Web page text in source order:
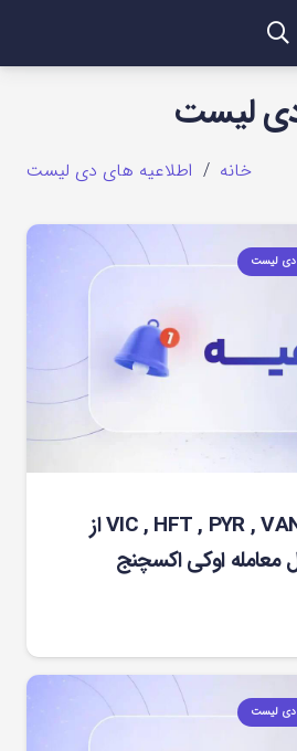
دی لیست
خانه / اطلاعیه های دی لیست
دی لیست
حذف ارزهای VIC , HFT , PYR , VANRY از
معامله اوکی اکسچنج
دی لیست